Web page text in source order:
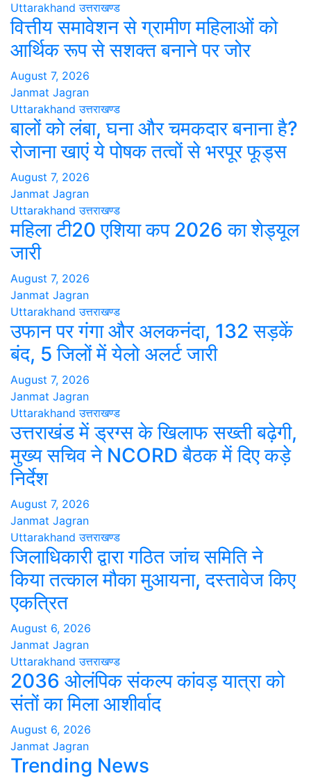
Uttarakhand उत्तराखण्ड
वित्तीय समावेशन से ग्रामीण महिलाओं को
आर्थिक रूप से सशक्त बनाने पर जोर
August 7, 2026
Janmat Jagran
Uttarakhand उत्तराखण्ड
बालों को लंबा, घना और चमकदार बनाना है?
रोजाना खाएं ये पोषक तत्वों से भरपूर फूड्स
August 7, 2026
Janmat Jagran
Uttarakhand उत्तराखण्ड
महिला टी20 एशिया कप 2026 का शेड्यूल
जारी
August 7, 2026
Janmat Jagran
Uttarakhand उत्तराखण्ड
उफान पर गंगा और अलकनंदा, 132 सड़कें
बंद, 5 जिलों में येलो अलर्ट जारी
August 7, 2026
Janmat Jagran
Uttarakhand उत्तराखण्ड
उत्तराखंड में ड्रग्स के खिलाफ सख्ती बढ़ेगी,
मुख्य सचिव ने NCORD बैठक में दिए कड़े
निर्देश
August 7, 2026
Janmat Jagran
Uttarakhand उत्तराखण्ड
जिलाधिकारी द्वारा गठित जांच समिति ने
किया तत्काल मौका मुआयना, दस्तावेज किए
एकत्रित
August 6, 2026
Janmat Jagran
Uttarakhand उत्तराखण्ड
2036 ओलंपिक संकल्प कांवड़ यात्रा को
संतों का मिला आशीर्वाद
August 6, 2026
Janmat Jagran
Trending News